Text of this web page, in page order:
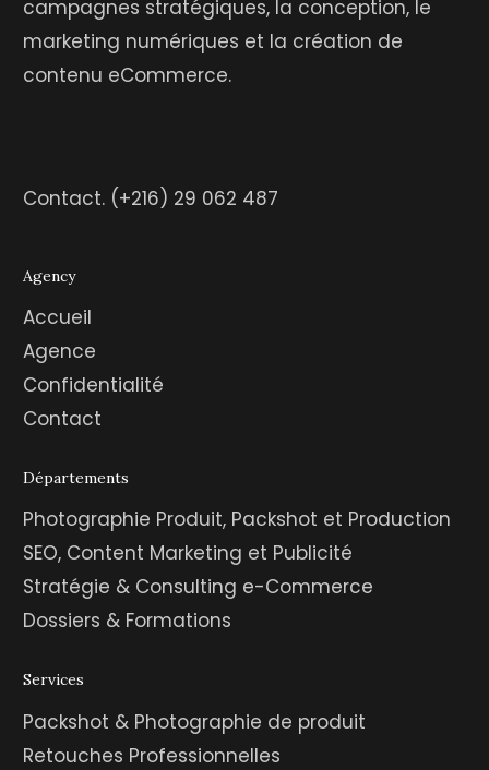
campagnes stratégiques, la conception, le
marketing numériques et la création de
contenu eCommerce.
Contact. (+216) 29 062 487
Agency
Accueil
Agence
Confidentialité
Contact
Départements
Photographie Produit, Packshot et Production
SEO, Content Marketing et Publicité
Stratégie & Consulting e-Commerce
Dossiers & Formations
Services
Packshot & Photographie de produit
Retouches Professionnelles